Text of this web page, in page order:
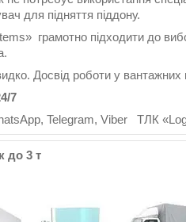
для підняття піддону.
грамотно підходити до
Досвід роботи у вантажних
7
Telegram, Viber ТЛК
до 3 т